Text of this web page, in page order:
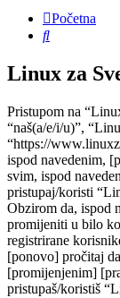
Početna
Pretražnik
Linux za
Pristupom na
“naš(a/e/i/u)”,
“https://
ispod navedenim,
svim, ispod
pristupaj/koristi
Obzirom da, ispod
promijeniti u bilo
registrirane
[ponovo] pročitaj
[promijenjenim]
pristupaš/koristiš